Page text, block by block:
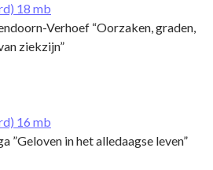
18 mb
Verhoef “Oorzaken, graden,
ziekzijn”
16 mb
”Geloven in het alledaagse leven”